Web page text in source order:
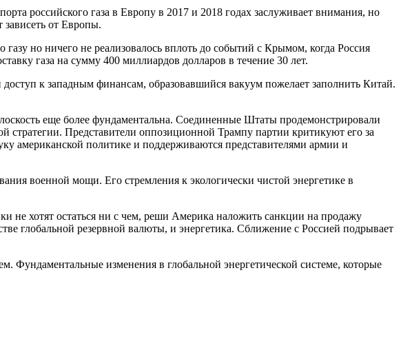
российского газа в Европу в 2017 и 2018 годах заслуживает внимания, но
от Европы.
но ничего не реализовалось вплоть до событий с Крымом, когда Россия
газа на сумму 400 миллиардов долларов в течение 30 лет.
к западным финансам, образовавшийся вакуум пожелает заполнить Китай.
еще более фундаментальна. Соединенные Штаты продемонстрировали
стратегии. Представители оппозиционной Трампу партии критикуют его за
американской политике и поддерживаются представителями армии и
военной мощи. Его стремления к экологически чистой энергетике в
не хотят остаться ни с чем, реши Америка наложить санкции на продажу
глобальной резервной валюты, и энергетика. Сближение с Россией подрывает
Фундаментальные изменения в глобальной энергетической системе, которые